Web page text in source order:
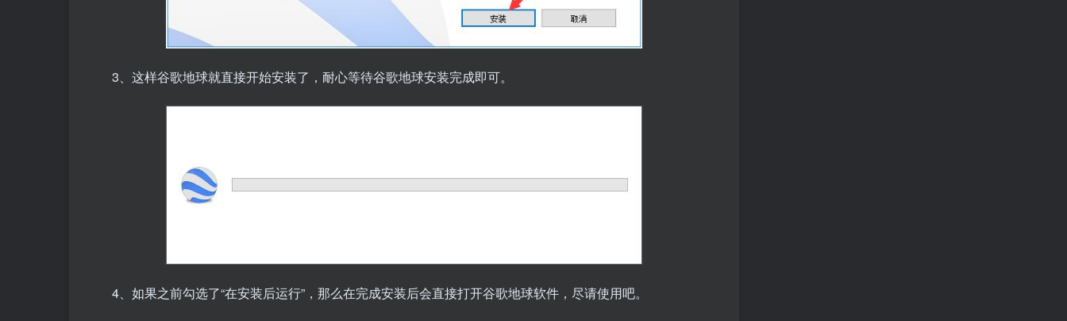
3、这样谷歌地球就直接开始安装了，耐心等待谷歌地球安装完成即可。
4、如果之前勾选了“在安装后运行”，那么在完成安装后会直接打开谷歌地球软件，尽请使用吧。